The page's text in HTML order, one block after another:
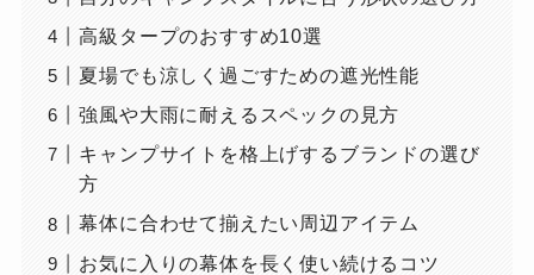
高級タープのおすすめ10選
夏場でも涼しく過ごすための遮光性能
強風や大雨に耐えるスペックの見方
キャンプサイトを格上げするブランドの選び
方
幕体に合わせて揃えたい周辺アイテム
お気に入りの幕体を長く使い続けるコツ